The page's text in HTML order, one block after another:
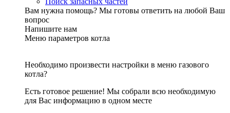
Вам нужна помощь? Мы готовы ответить на любой Ваш
вопрос
Напишите нам
Меню параметров котла
Необходимо произвести настройки в меню газового
котла?
Есть готовое решение! Мы собрали всю необходимую
для Вас информацию в одном месте